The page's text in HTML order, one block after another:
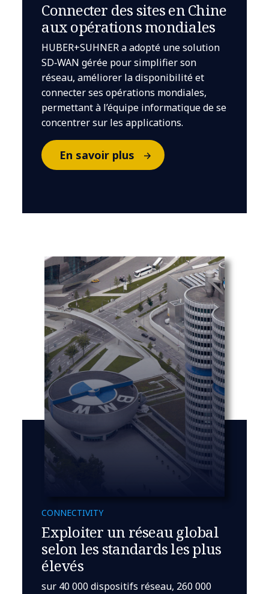
Connecter des sites en Chine
aux opérations mondiales
HUBER+SUHNER a adopté une solution
SD‑WAN gérée pour simplifier son
réseau, améliorer la disponibilité et
connecter ses opérations mondiales,
permettant à l’équipe informatique de se
concentrer sur les applications.
En savoir plus
CONNECTIVITY
Exploiter un réseau global
selon les standards les plus
élevés
sur 40 000 dispositifs réseau, 260 000